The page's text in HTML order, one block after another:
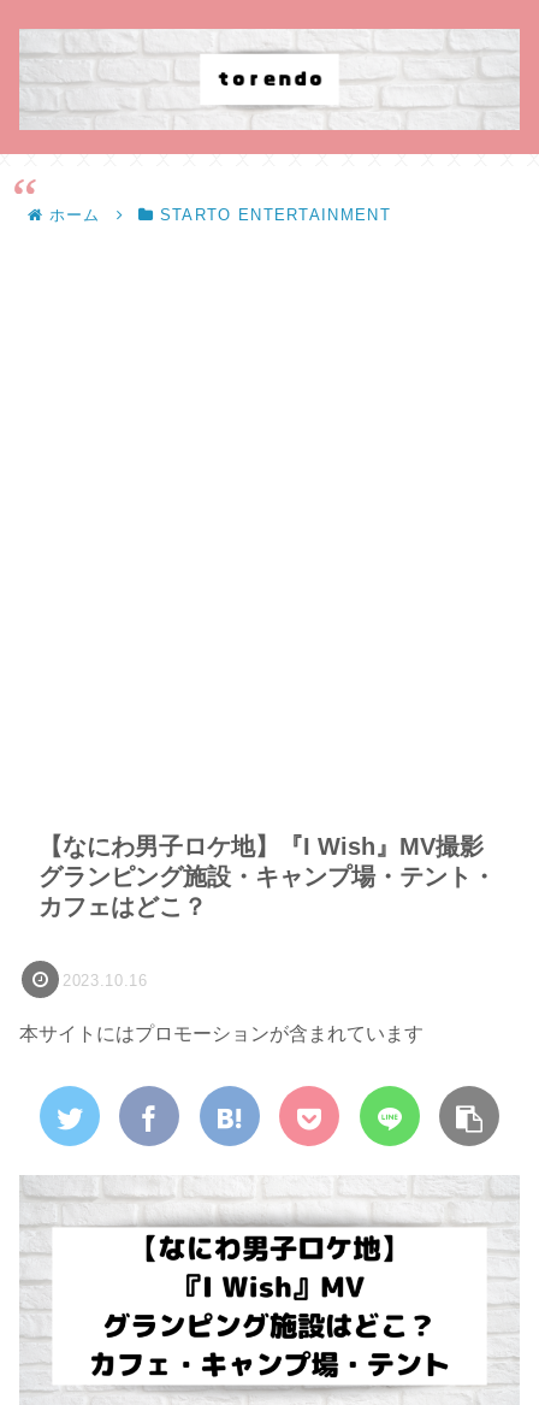
ホーム STARTO ENTERTAINMENT
【なにわ男子ロケ地】『I Wish』MV撮影
グランピング施設・キャンプ場・テント・
カフェはどこ？
2023.10.16
本サイトにはプロモーションが含まれています